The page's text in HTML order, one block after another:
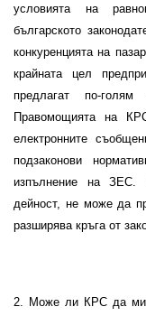
условията на
българското
конкуренцията на
крайната цел
предлагат по-
Правомощията на
електронните
подзаконови
изпълнение на ЗЕС.
дейност, не може да
разширява кръга от
2. Може ли КРС да ми